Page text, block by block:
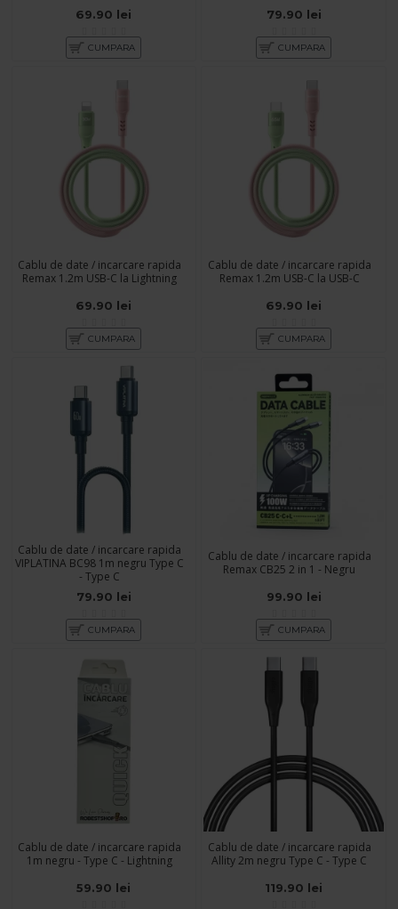
69.90 lei
CUMPARA
79.90 lei
CUMPARA
Cablu de date / incarcare rapida
Remax 1.2m USB-C la Lightning
69.90 lei
CUMPARA
Cablu de date / incarcare rapida
Remax 1.2m USB-C la USB-C
69.90 lei
CUMPARA
Cablu de date / incarcare rapida
VIPLATINA BC98 1m negru Type C
- Type C
79.90 lei
CUMPARA
Cablu de date / incarcare rapida
Remax CB25 2 in 1 - Negru
99.90 lei
CUMPARA
Cablu de date / incarcare rapida
1m negru - Type C - Lightning
59.90 lei
Cablu de date / incarcare rapida
Allity 2m negru Type C - Type C
119.90 lei